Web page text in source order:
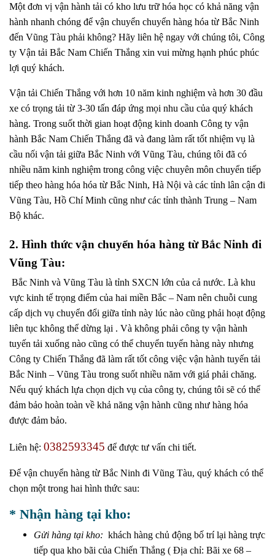
Một đơn vị vận hành tải có kho lưu trữ hóa học có khả năng vận
hành nhanh chóng để vận chuyển chuyển hàng hóa từ Bắc Ninh
đến Vũng Tàu phải không? Hãy liên hệ ngay với chúng tôi, Công
ty Vận tải Bắc Nam Chiến Thắng xin vui mừng hạnh phúc phúc
lợi quý khách.
Vận tải Chiến Thắng với hơn 10 năm kinh nghiệm và hơn 30 đầu
xe có trọng tải từ 3-30 tấn đáp ứng mọi nhu cầu của quý khách
hàng. Trong suốt thời gian hoạt động kinh doanh Công ty vận
hành Bắc Nam Chiến Thắng đã và đang làm rất tốt nhiệm vụ là
cầu nối vận tải giữa Bắc Ninh với Vũng Tàu, chúng tôi đã có
nhiều năm kinh nghiệm trong công việc chuyên môn chuyển tiếp
tiếp theo hàng hóa hóa từ Bắc Ninh, Hà Nội và các tỉnh lân cận đi
Vũng Tàu, Hồ Chí Minh cũng như các tỉnh thành Trung – Nam
Bộ khác.
2. Hình thức vận chuyển hóa hàng từ Bắc Ninh đi
Vũng Tàu:
Bắc Ninh và Vũng Tàu là tỉnh SXCN lớn của cả nước. Là khu
vực kinh tế trọng điểm của hai miền Bắc – Nam nên chuỗi cung
cấp dịch vụ chuyển đổi giữa tỉnh này lúc nào cũng phải hoạt động
liên tục không thể dừng lại . Và không phải công ty vận hành
tuyến tải xuống nào cũng có thể chuyển tuyến hàng này nhưng
Công ty Chiến Thắng đã làm rất tốt công việc vận hành tuyến tải
Bắc Ninh – Vũng Tàu trong suốt nhiều năm với giá phải chăng.
Nếu quý khách lựa chọn dịch vụ của công ty, chúng tôi sẽ có thể
đảm bảo hoàn toàn về khả năng vận hành cũng như hàng hóa
được đảm bảo.
Liên hệ: 0382593345 để được tư vấn chi tiết.
Để vận chuyển hàng từ Bắc Ninh đi Vũng Tàu, quý khách có thể
chọn một trong hai hình thức sau:
* Nhận hàng tại kho:
Gửi hàng tại kho: khách hàng chủ động bố trí lại hàng trực
tiếp qua kho bãi của Chiến Thắng ( Địa chỉ: Bãi xe 68 –